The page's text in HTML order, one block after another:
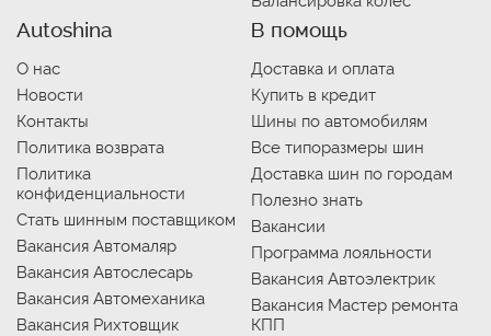
Autoshina
О нас
Новости
Контакты
Политика возврата
Политика
конфиденциальности
Стать шинным поставщиком
Вакансия Автомаляр
Вакансия Автослесарь
Вакансия Автомеханика
Вакансия Рихтовщик
В помощь
Доставка и оплата
Купить в кредит
Шины по автомобилям
Все типоразмеры шин
Доставка шин по городам
Полезно знать
Вакансии
Программа лояльности
Вакансия Автоэлектрик
Вакансия Мастер ремонта
КПП